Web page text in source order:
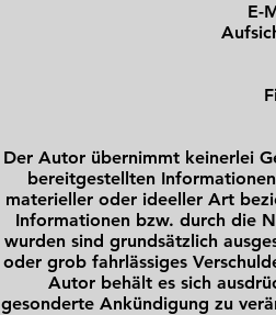
E-
Der Autor übernimmt keinerlei
bereitgestellten
materieller oder ideeller Art
Informationen bzw. durch die
wurden sind grundsätzlich
oder grob fahrlässiges
Autor behält es sich
gesonderte Ankündigung zu